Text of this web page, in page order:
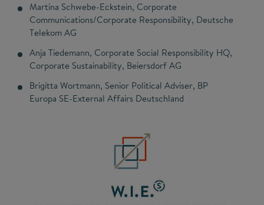
Martina Schwebe-Eckstein, Corporate
Communications/Corporate Responsibility, Deutsche
Telekom AG
Anja Tiedemann, Corporate Social Responsibility HQ,
Corporate Sustainability, Beiersdorf AG
Brigitta Wortmann, Senior Political Adviser, BP
Europa SE-External Affairs Deutschland